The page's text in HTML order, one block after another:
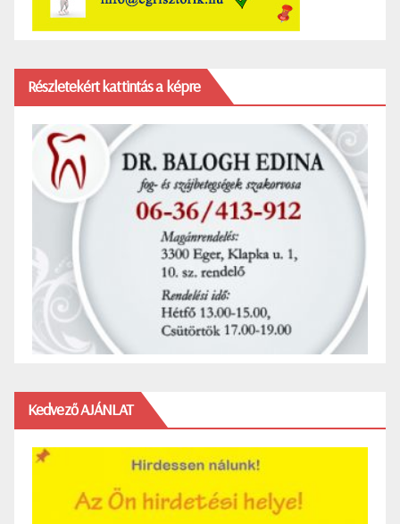
Részletekért kattintás a képre
Kedvező AJÁNLAT